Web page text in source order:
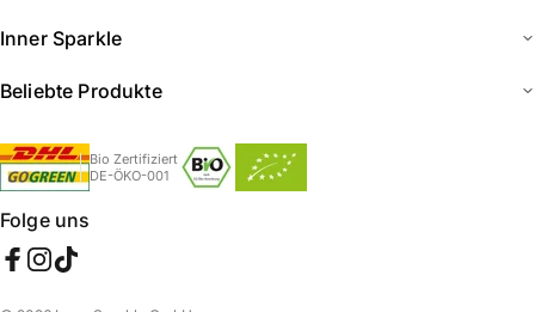
Inner Sparkle
Beliebte Produkte
Bio Zertifiziert
DE-ÖKO-001
Folge uns